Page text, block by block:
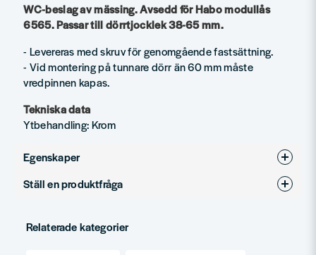
WC-beslag av mässing. Avsedd för Habo modullås
6565. Passar till dörrtjocklek 38-65 mm.
- Levereras med skruv för genomgående fastsättning.
- Vid montering på tunnare dörr än 60 mm måste
vredpinnen kapas.
Tekniska data
Ytbehandling: Krom
Egenskaper
Ytbehandling Krom
Ställ en produktfråga
Fråga oss något om denna produkten...
Relaterade kategorier